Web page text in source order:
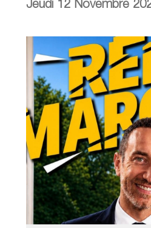
Jeudi 12 Novembre